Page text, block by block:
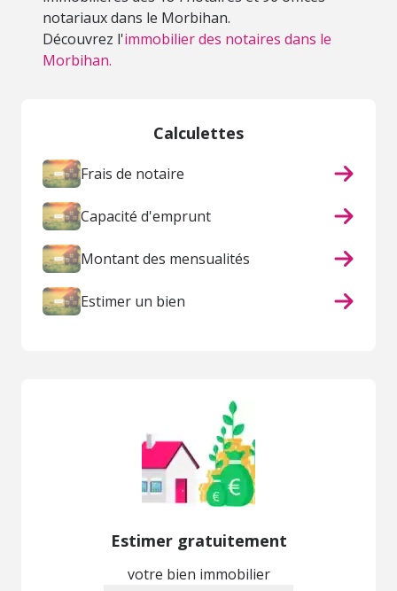
notariaux dans le Morbihan.
Découvrez l'immobilier des notaires dans le
Morbihan.
Calculettes
Frais de notaire
Capacité d'emprunt
Montant des mensualités
Estimer un bien
Estimer gratuitement
votre bien immobilier